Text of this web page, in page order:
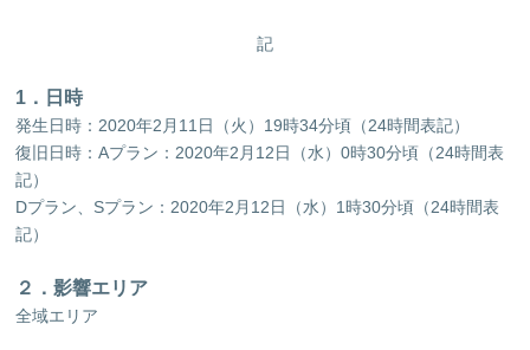
記
1．日時
発生日時：2020年2月11日（火）19時34分頃（24時間表記）
復旧日時：Aプラン：2020年2月12日（水）0時30分頃（24時間表
記）
Dプラン、Sプラン：2020年2月12日（水）1時30分頃（24時間表
記）
２．影響エリア
全域エリア